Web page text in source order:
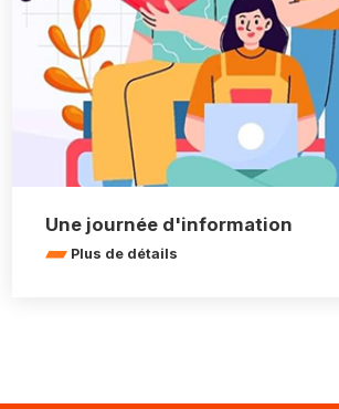
Une journée d'information
Plus de détails